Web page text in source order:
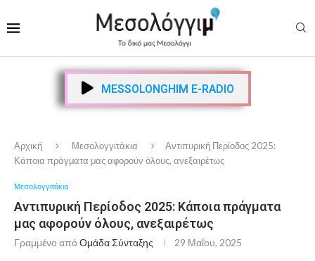
MESSOLONGHIM E-RADIO
Αρχική Μεσολογγιτάκια
Αντιπυρική Περίοδος 2025:
Κάποια πράγματα μας αφορούν όλους, ανεξαιρέτως
Μεσολογγιτάκια
Αντιπυρική Περίοδος 2025: Κάποια πράγματα
μας αφορούν όλους, ανεξαιρέτως
Γραμμένο από Ομάδα Σύνταξης 29 Μαΐου, 2025